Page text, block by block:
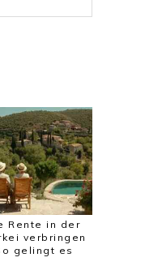
Rente in der
verbringen
gelingt es